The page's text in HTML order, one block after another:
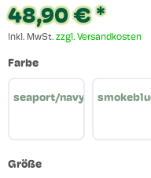
48,90 € *
inkl. MwSt. zzgl. Versandkosten
Farbe
seaport/navy
Größe